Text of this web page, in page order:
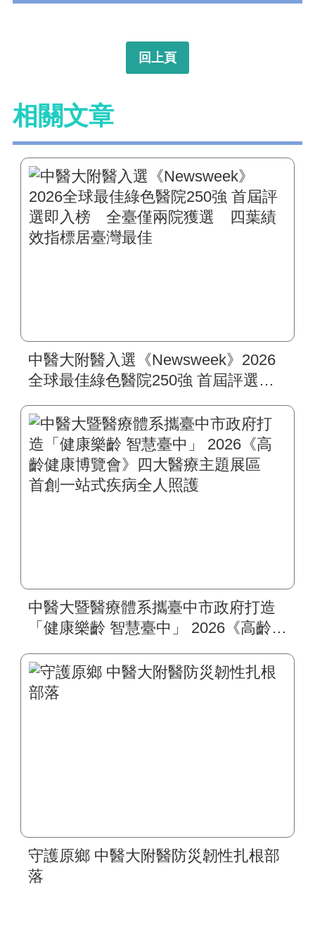
回上頁
相關文章
中醫大附醫入選《Newsweek》2026
全球最佳綠色醫院250強 首屆評選即
標居臺灣最佳
中醫大暨醫療體系攜臺中市政府打造
「健康樂齡 智慧臺中」 2026《高齡健
一站式疾病全人照護
守護原鄉 中醫大附醫防災韌性扎根部
落